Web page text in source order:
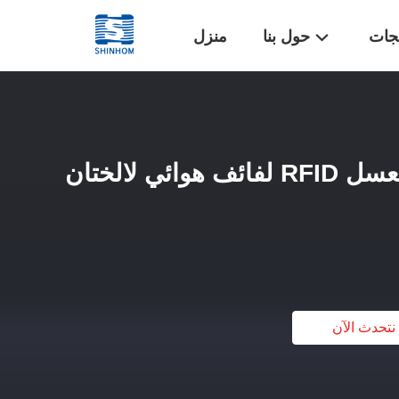
منزل حول بنا
متعدد ستراند قرص العسل RFID لفائف هوائي لالختان
نتحدث الآن